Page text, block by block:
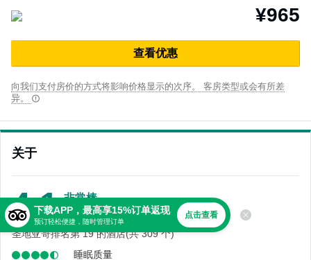
¥965
查⁠看优⁠惠
向我们支付房价的方式将影响价格显示的次序。 客房类型或会有所差
异。
关于
4.1 非常棒
2,977 条点评
圣地亚哥排名第 19 的酒店(共 309 个)
睡眠质量
下载APP，最高享15%订单返现
预订轻松便捷，随时管理订单
点击查看